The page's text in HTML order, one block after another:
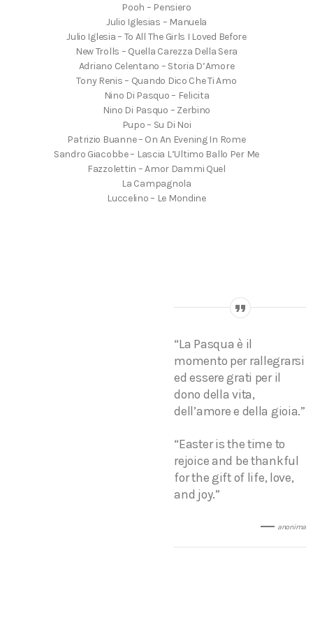
Pooh – Pensiero
Julio Iglesias – Manuela
Julio Iglesia – To All The Girls I Loved Before
New Trolls – Quella Carezza Della Sera
Adriano Celentano – Storia D’Amore
Tony Renis – Quando Dico Che Ti Amo
Nino Di Pasquo – Felicita
Nino Di Pasquo – Zerbino
Pupo – Su Di Noi
Patrizio Buanne – On An Evening In Rome
Sandro Giacobbe – Lascia L’Ultimo Ballo Per Me
Fazzolettin – Amor Dammi Quel
La Campagnola
Luccelino – Le Mondine
“La Pasqua è il
momento per rallegrarsi
ed essere grati per il
dono della vita,
dell’amore e della gioia.”
“Easter is the time to
rejoice and be thankful
for the gift of life, love,
and joy.”
anonima